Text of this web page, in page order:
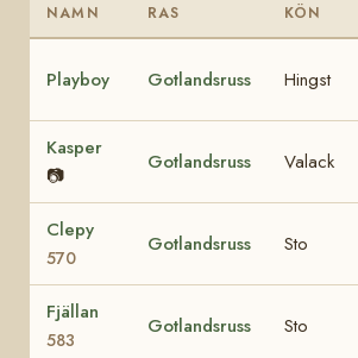
NAMN RAS KÖN
Playboy Gotlandsruss Hingst
Kasper
📷
Gotlandsruss Valack
Clepy
570
Gotlandsruss Sto
Fjällan
583
Gotlandsruss Sto